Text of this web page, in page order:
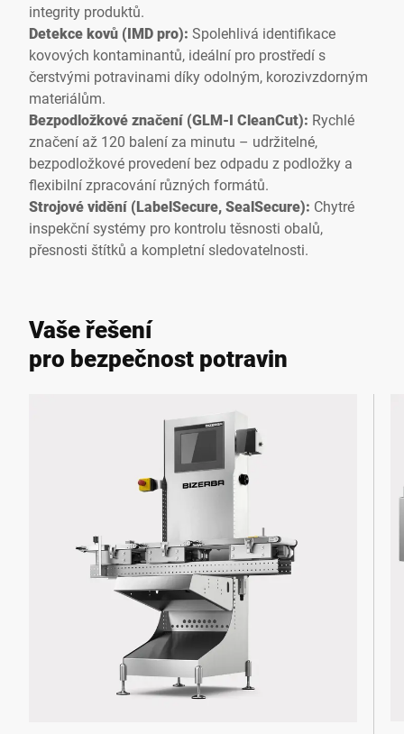
integrity produktů.
Detekce kovů (IMD pro): Spolehlivá identifikace
kovových kontaminantů, ideální pro prostředí s
čerstvými potravinami díky odolným, korozivzdorným
materiálům.
Bezpodložkové značení (GLM-I CleanCut): Rychlé
značení až 120 balení za minutu – udržitelné,
bezpodložkové provedení bez odpadu z podložky a
flexibilní zpracování různých formátů.
Strojové vidění (LabelSecure, SealSecure): Chytré
inspekční systémy pro kontrolu těsnosti obalů,
přesnosti štítků a kompletní sledovatelnosti.
Vaše řešení
pro bezpečnost potravin